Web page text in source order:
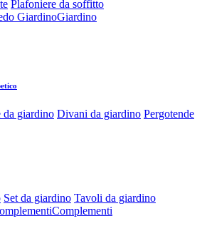
Plafoniere da soffitto
Giardino
da giardino Divani da giardino Pergotende
Set da giardino Tavoli da giardino
Complementi